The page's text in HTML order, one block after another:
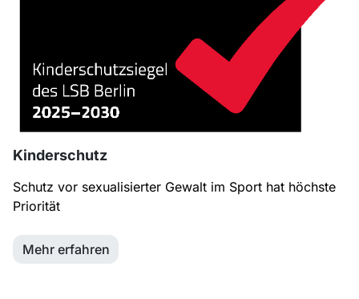
Kinderschutz
Schutz vor sexualisierter Gewalt im Sport hat höchste
Priorität
Mehr erfahren